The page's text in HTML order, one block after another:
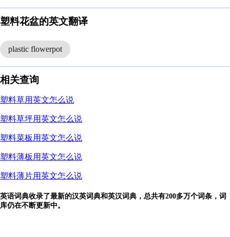
塑料花盆的英文翻译
plastic flowerpot
相关查询
塑料草用英文怎么说
塑料草坪用英文怎么说
塑料菜板用英文怎么说
塑料薄板用英文怎么说
塑料薄片用英文怎么说
英语词典收录了最新的汉英词典和英汉词典，总共有200多万个词条，词
库仍在不断更新中。